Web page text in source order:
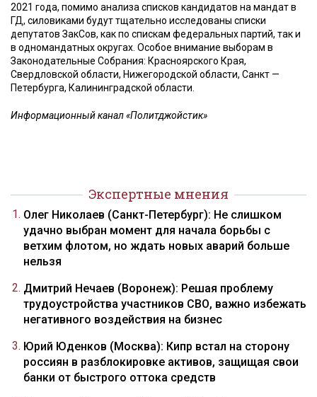
Мурзилка
2021 года, помимо анализа списков кандидатов на мандат в
ГД, силовиками будут тщательно исследованы списки
депутатов ЗакСов, как по спискам федеральных партий, так и
в одномандатных округах. Особое внимание выборам в
Законодательные Собрания: Красноярского Края,
Свердловской области, Нижегородской области, Санкт —
Петербурга, Калининградской области.
Информационный канал «Политджойстик»
Экспертные мнения
Олег Николаев (Санкт-Петербург): Не слишком
удачно выбран момент для начала борьбы с
ветхим флотом, но ждать новых аварий больше
нельзя
Дмитрий Нечаев (Воронеж): Решая проблему
трудоустройства участников СВО, важно избежать
негативного воздействия на бизнес
Юрий Юденков (Москва): Кипр встал на сторону
россиян в разблокировке активов, защищая свои
банки от быстрого оттока средств